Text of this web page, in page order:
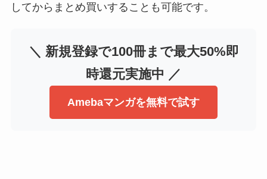
してからまとめ買いすることも可能です。
＼ 新規登録で100冊まで最大50%即
時還元実施中 ／
Amebaマンガを無料で試す